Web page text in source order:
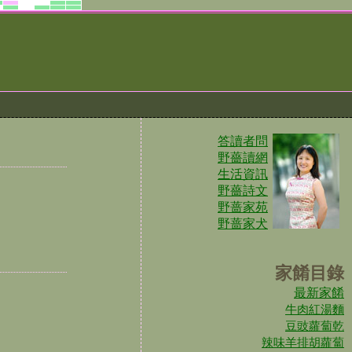
答讀者問
野薔讀網
生活資訊
野薔詩文
野蔷家苑
野蔷家犬
家餚目錄
最新家餚
牛肉紅湯麵
豆豉蘿蔔乾
辣味羊排胡蘿蔔